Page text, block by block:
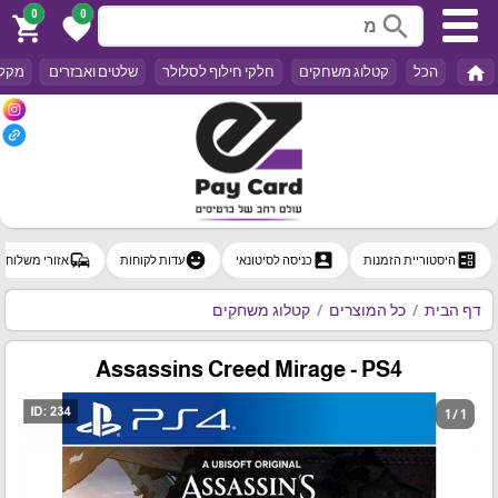
search
0
favorite
0
shopping_cart
home הכל קטלוג משחקים חלקי חילוף לסלולר שלטים ואבזרים
ballot היסטוריית הזמנות account_boxכניסה לסיטונאי emoji_emotionsעדות לקוחות commuteאזורי משלוח
דף הבית כל המוצרים קטלוג משחקים
Assassins Creed Mirage - PS4
1 / 1